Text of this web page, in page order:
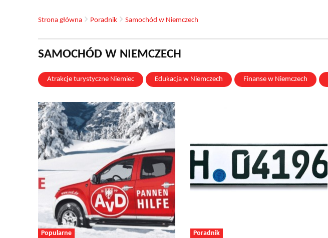
Strona główna Poradnik Samochód w Niemczech
SAMOCHÓD W NIEMCZECH
Atrakcje turystyczne Niemiec Edukacja w Niemczech Finanse w Niemczech
Popularne Poradnik